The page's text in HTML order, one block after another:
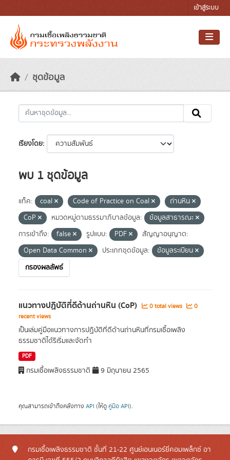
เข้าสู่ระบบ
ชุดข้อมูล
เรียงโดย
พบ 1 ชุดข้อมูล
แท็ค: coal Code of Practice on Coal
ถ่านหิน
CoP
หมวดหมู่ตามธรรมาภิบาลข้อมูล:
ข้อมูลสาธารณะ
การเข้าถึง:
false รูปแบบ: PDF
สัญญาอนุญาต:
Open Data Common
ประเภทชุดข้อมูล:
ข้อมูลระเบียน
กรองผลลัพธ์
แนวทางปฏิบัติที่ดีด้านถ่านหิน (CoP) 0 total views
0
recent views
เป็นเล่มคู่มือแนวทางการปฏิบัติที่ดีด้านถ่านหินที่กรมเชื้อเพลิง
ธรรมชาติได้ริเริ่มและจัดทำ
PDF
กรมเชื้อเพลิงธรรมชาติ 9 มิถุนายน 2565
คุณสามารถเข้าถึงคลังทาง API (ให้ดู คู่มือ API).
กรมเชื้อเพลิงธรรมชาติ ชั้นที่ 21-22 ศูนย์เอนเนอร์ยี่คอมเพล็กซ์ อา